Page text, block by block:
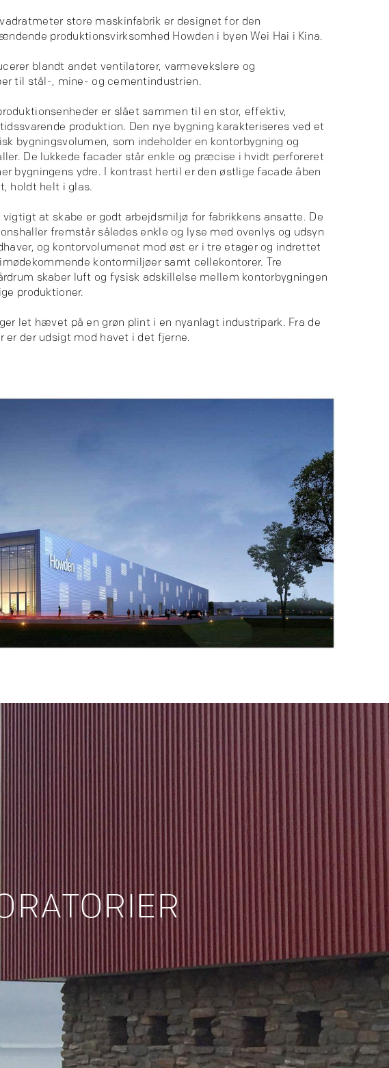
store maskinfabrik er designet for den
produktionsvirksomhed Howden i byen Wei Hai i Kina.
blandt andet ventilatorer, varmevekslere og
til stål-, mine- og cementindustrien.
er slået sammen til en stor, effektiv,
produktion. Den nye bygning karakteriseres ved et
bygningsvolumen, som indeholder en kontorbygning og
De lukkede facader står enkle og præcise i hvidt perforeret
bygningens ydre. I kontrast hertil er den østlige facade åben
holdt helt i glas.
at skabe er godt arbejdsmiljø for fabrikkens ansatte. De
fremstår således enkle og lyse med ovenlys og udsyn
og kontorvolumenet mod øst er i tre etager og indrettet
kontormiljøer samt cellekontorer. Tre
skaber luft og fysisk adskillelse mellem kontorbygningen
produktioner.
let hævet på en grøn plint i en nyanlagt industripark. Fra de
er der udsigt mod havet i det fjerne.